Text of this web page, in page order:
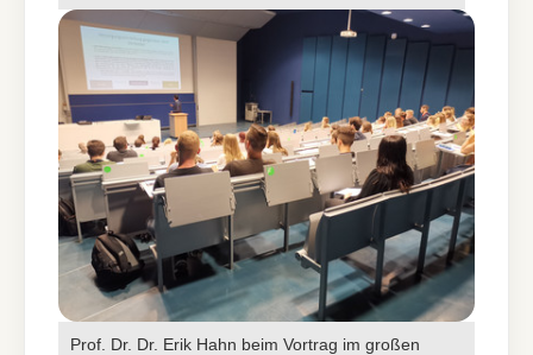
Prof. Dr. Dr. Erik Hahn beim Vortrag im großen